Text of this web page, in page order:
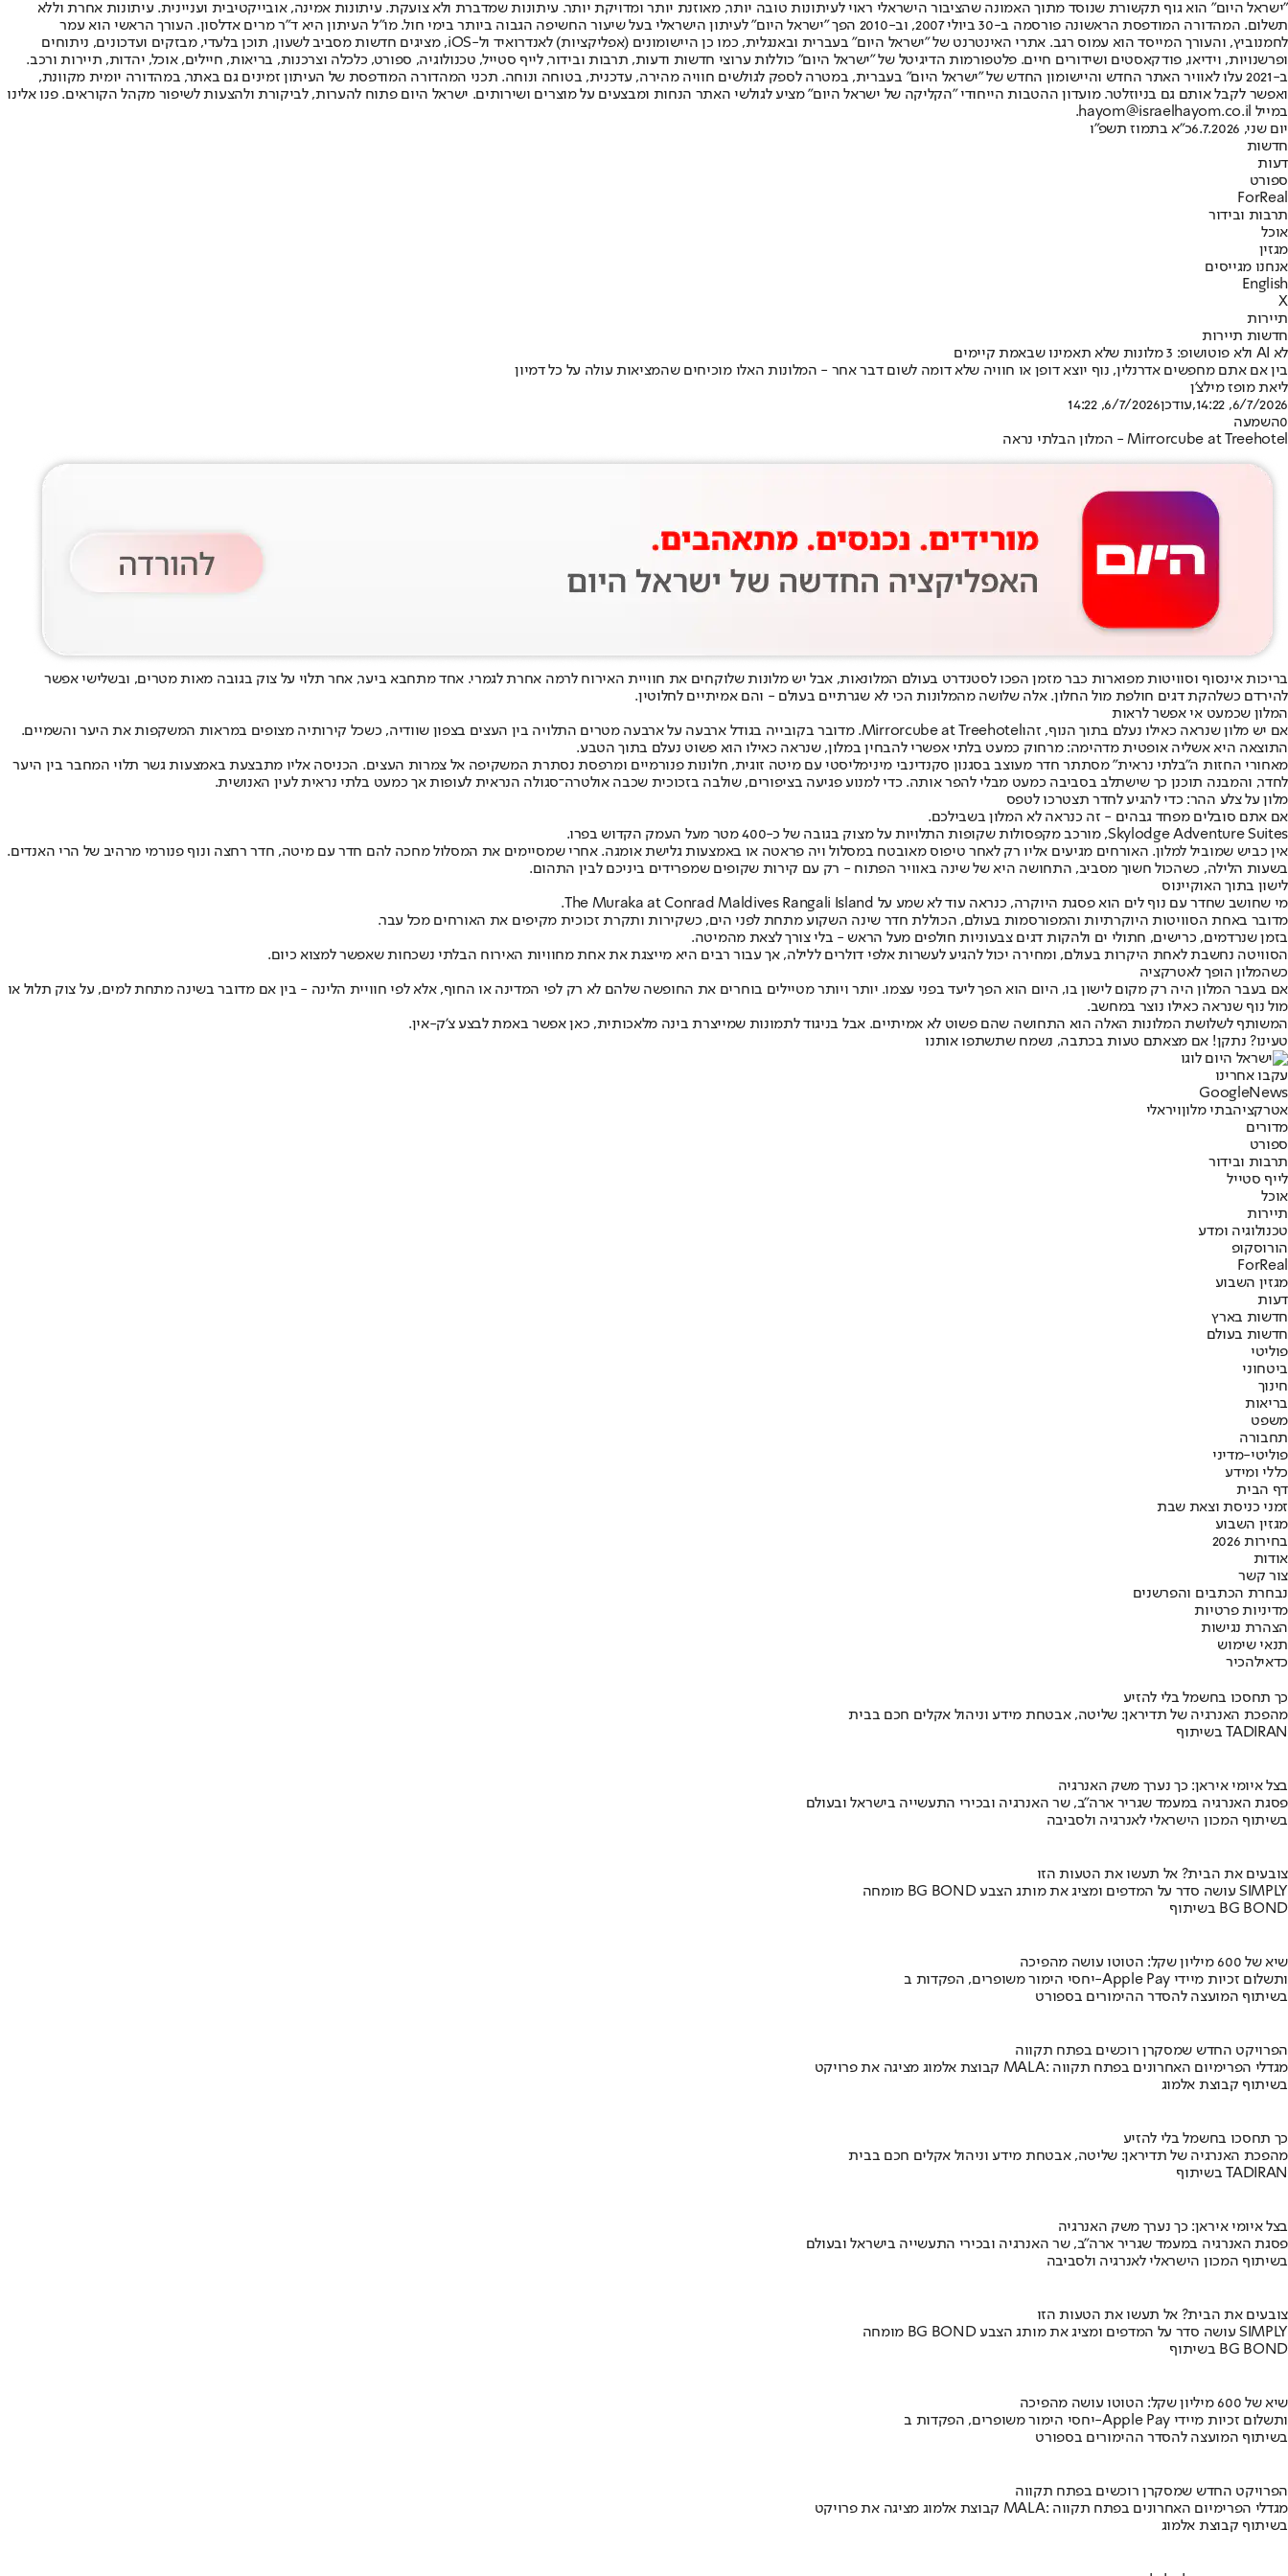
"ישראל היום" הוא גוף תקשורת שנוסד מתוך האמונה שהציבור הישראלי ראוי לעיתונות טובה יותר, מאוזנת יותר ומדויקת יותר. עיתונות שמדברת ולא צועקת. עיתונות אמינה, אובייקטיבית ועניינית. עיתונות אחרת וללא
תשלום. המהדורה המודפסת הראשונה פורסמה ב-30 ביולי 2007, וב-2010 הפך "ישראל היום" לעיתון הישראלי בעל שיעור החשיפה הגבוה ביותר בימי חול. מו"ל העיתון היא ד"ר מרים אדלסון. העורך הראשי הוא עמר
לחמנוביץ, והעורך המייסד הוא עמוס רגב. אתרי האינטרנט של "ישראל היום" בעברית ובאנגלית, כמו כן היישומונים (אפליקציות) לאנדרואיד ול-iOS, מציגים חדשות מסביב לשעון, תוכן בלעדי, מבזקים ועדכונים, ניתוחים
ופרשנויות, וידיאו, פודקאסטים ושידורים חיים. פלטפורמות הדיגיטל של "ישראל היום" כוללות ערוצי חדשות ודעות, תרבות ובידור, לייף סטייל, טכנולוגיה, ספורט, כלכלה וצרכנות, בריאות, חיילים, אוכל, יהדות, תיירות ורכב.
ב-2021 עלו לאוויר האתר החדש והיישומון החדש של "ישראל היום" בעברית, במטרה לספק לגולשים חוויה מהירה, עדכנית, בטוחה ונוחה. תכני המהדורה המודפסת של העיתון זמינים גם באתר, במהדורה יומית מקוונת,
ואפשר לקבל אותם גם בניוזלטר. מועדון ההטבות הייחודי "הקליקה של ישראל היום" מציע לגולשי האתר הנחות ומבצעים על מוצרים ושירותים. ישראל היום פתוח להערות, לביקורת ולהצעות לשיפור מקהל הקוראים. פנו אלינו
במייל hayom@israelhayom.co.il.
יום שני, 6.7.2026
כ"א בתמוז תשפ"ו
חדשות
דעות
ספורט
ForReal
תרבות ובידור
אוכל
מגזין
אנחנו מגייסים
English
X
תיירות
חדשות תיירות
לא AI ולא פוטושופ: 3 מלונות שלא תאמינו שבאמת קיימים
בין אם אתם מחפשים אדרנלין, נוף יוצא דופן או חוויה שלא דומה לשום דבר אחר - המלונות האלו מוכיחים שהמציאות עולה על כל דמיון
ליאת מופז מילצ'ן
6/7/2026, 14:22
,עודכן6/7/2026, 14:22
0השמעה
Mirrorcube at Treehotel - המלון הבלתי נראה
בריכות אינסוף וסוויטות מפוארות כבר מזמן הפכו לסטנדרט בעולם המלונאות, אבל יש מלונות שלוקחים את חוויית האירוח לרמה אחרת לגמרי. אחד מתחבא ביער, אחר תלוי על צוק בגובה מאות מטרים, ובשלישי אפשר
להירדם כשלהקת דגים חולפת מול החלון. אלה שלושה מהמלונות הכי לא שגרתיים בעולם - והם אמיתיים לחלוטין.
המלון שכמעט אי אפשר לראות
אם יש מלון שנראה כאילו נעלם בתוך הנוף, זהו Mirrorcube at Treehotel. מדובר בקובייה בגודל ארבעה על ארבעה מטרים התלויה בין העצים בצפון שוודיה, כשכל קירותיה מצופים במראות המשקפות את היער והשמיים.
התוצאה היא אשליה אופטית מדהימה: מרחוק כמעט בלתי אפשרי להבחין במלון, שנראה כאילו הוא פשוט נעלם בתוך הטבע.
מאחורי החזות ה"בלתי נראית" מסתתר חדר מעוצב בסגנון סקנדינבי מינימליסטי עם מיטה זוגית, חלונות פנורמיים ומרפסת נסתרת המשקיפה אל צמרות העצים. הכניסה אליו מתבצעת באמצעות גשר תלוי המחבר בין היער
לחדר, והמבנה תוכנן כך שישתלב בסביבה כמעט מבלי להפר אותה. כדי למנוע פגיעה בציפורים, שולבה בזכוכית שכבה אולטרה־סגולה הנראית לעופות אך כמעט בלתי נראית לעין האנושית.
מלון על צלע ההר: כדי להגיע לחדר תצטרכו לטפס
אם אתם סובלים מפחד גבהים - זה כנראה לא המלון בשבילכם.
Skylodge Adventure Suites, מורכב מקפסולות שקופות התלויות על מצוק בגובה של כ-400 מטר מעל העמק הקדוש בפרו.
אין כביש שמוביל למלון. האורחים מגיעים אליו רק לאחר טיפוס מאובטח במסלול ויה פראטה או באמצעות גלישת אומגה. אחרי שמסיימים את המסלול מחכה להם חדר עם מיטה, חדר רחצה ונוף פנורמי מרהיב של הרי האנדים.
בשעות הלילה, כשהכול חשוך מסביב, התחושה היא של שינה באוויר הפתוח - רק עם קירות שקופים שמפרידים ביניכם לבין התהום.
לישון בתוך האוקיינוס
מי שחושב שחדר עם נוף לים הוא פסגת היוקרה, כנראה עוד לא שמע על The Muraka at Conrad Maldives Rangali Island.
מדובר באחת הסוויטות היוקרתיות והמפורסמות בעולם, הכוללת חדר שינה השקוע מתחת לפני הים, כשקירות ותקרת זכוכית מקיפים את האורחים מכל עבר.
בזמן שנרדמים, כרישים, חתולי ים ולהקות דגים צבעוניות חולפים מעל הראש - בלי צורך לצאת מהמיטה.
הסוויטה נחשבת לאחת היקרות בעולם, ומחירה יכול להגיע לעשרות אלפי דולרים ללילה, אך עבור רבים היא מייצגת את אחת מחוויות האירוח הבלתי נשכחות שאפשר למצוא כיום.
כשהמלון הופך לאטרקציה
אם בעבר המלון היה רק מקום לישון בו, היום הוא הפך ליעד בפני עצמו. יותר ויותר מטיילים בוחרים את החופשה שלהם לא רק לפי המדינה או החוף, אלא לפי חוויית הלינה - בין אם מדובר בשינה מתחת למים, על צוק תלול או
מול נוף שנראה כאילו נוצר במחשב.
המשותף לשלושת המלונות האלה הוא התחושה שהם פשוט לא אמיתיים. אבל בניגוד לתמונות שמייצרת בינה מלאכותית, כאן אפשר באמת לבצע צ'ק-אין.
טעינו? נתקן! אם מצאתם טעות בכתבה, נשמח שתשתפו אותנו
עקבו אחרינו
Googl eNews
אטרקציהבתי מלוןויראלי
מדורים
ספורט
תרבות ובידור
לייף סטייל
אוכל
תיירות
טכנולוגיה ומדע
הורוסקופ
ForReal
מגזין השבוע
דעות
חדשות בארץ
חדשות בעולם
פוליטי
ביטחוני
חינוך
בריאות
משפט
תחבורה
פוליטי-מדיני
כללי ומידע
דף הבית
זמני כניסת וצאת שבת
מגזין השבוע
בחירות 2026
אודות
צור קשר
נבחרת הכתבים והפרשנים
מדיניות פרטיות
הצהרת נגישות
תנאי שימוש
כדאילהכיר
כך תחסכו בחשמל בלי להזיע
מהפכת האנרגיה של תדיראן: שליטה, אבטחת מידע וניהול אקלים חכם בבית
בשיתוף TADIRAN
בצל איומי איראן: כך נערך משק האנרגיה
פסגת האנרגיה במעמד שגריר ארה"ב, שר האנרגיה ובכירי התעשייה בישראל ובעולם
בשיתוף המכון הישראלי לאנרגיה ולסביבה
צובעים את הבית? אל תעשו את הטעות הזו
מומחה BG BOND עושה סדר על המדפים ומציג את מותג הצבע SIMPLY
בשיתוף BG BOND
שיא של 600 מיליון שקל: הטוטו עושה מהפיכה
יחסי הימור משופרים, הפקדות ב-Apple Pay ותשלום זכיות מיידי
בשיתוף המועצה להסדר ההימורים בספורט
הפרויקט החדש שמסקרן רוכשים בפתח תקווה
קבוצת אלמוג מציגה את פרויקט MALA: מגדלי הפרימיום האחרונים בפתח תקווה
בשיתוף קבוצת אלמוג
כך תחסכו בחשמל בלי להזיע
מהפכת האנרגיה של תדיראן: שליטה, אבטחת מידע וניהול אקלים חכם בבית
בשיתוף TADIRAN
בצל איומי איראן: כך נערך משק האנרגיה
פסגת האנרגיה במעמד שגריר ארה"ב, שר האנרגיה ובכירי התעשייה בישראל ובעולם
בשיתוף המכון הישראלי לאנרגיה ולסביבה
צובעים את הבית? אל תעשו את הטעות הזו
מומחה BG BOND עושה סדר על המדפים ומציג את מותג הצבע SIMPLY
בשיתוף BG BOND
שיא של 600 מיליון שקל: הטוטו עושה מהפיכה
יחסי הימור משופרים, הפקדות ב-Apple Pay ותשלום זכיות מיידי
בשיתוף המועצה להסדר ההימורים בספורט
הפרויקט החדש שמסקרן רוכשים בפתח תקווה
קבוצת אלמוג מציגה את פרויקט MALA: מגדלי הפרימיום האחרונים בפתח תקווה
בשיתוף קבוצת אלמוג